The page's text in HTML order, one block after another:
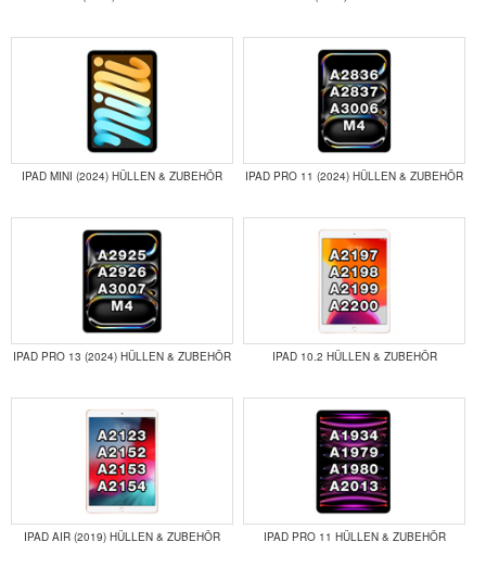
IPAD MINI (2024) HÜLLEN & ZUBEHÖR IPAD PRO 11 (2024) HÜLLEN & ZUBEHÖR
IPAD PRO 13 (2024) HÜLLEN & ZUBEHÖR IPAD 10.2 HÜLLEN & ZUBEHÖR
IPAD AIR (2019) HÜLLEN & ZUBEHÖR IPAD PRO 11 HÜLLEN & ZUBEHÖR